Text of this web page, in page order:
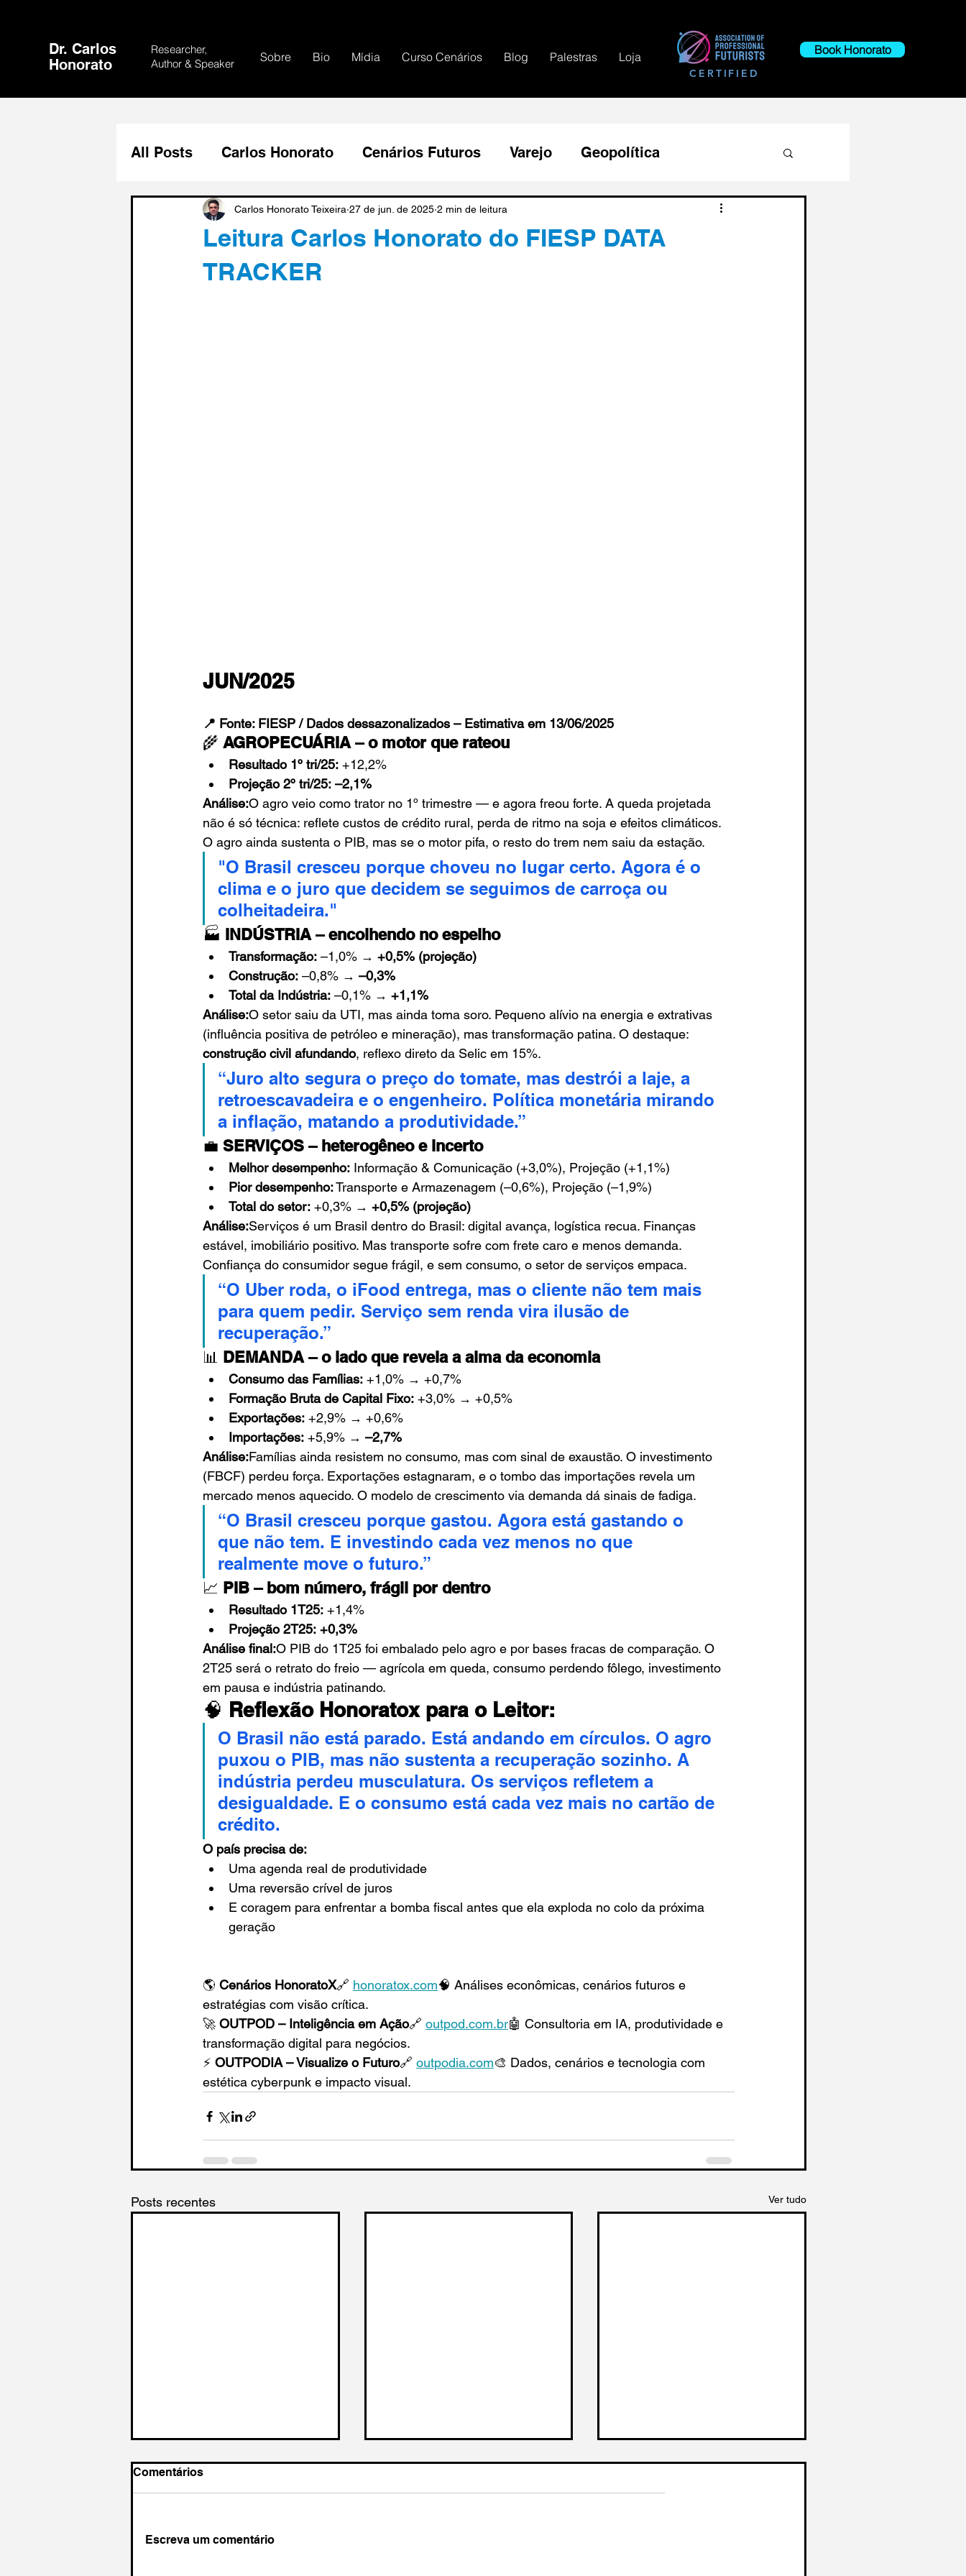
Dr. Carlos
Honorato
Researcher,
Author & Speaker Sobre Bio Mídia Curso Cenários Blog Palestras Loja
CERTIFIED
Book Honorato
All Posts Carlos Honorato Cenários Futuros Varejo Geopolítica
Economia Brasileira BRICs história econômica
Leitura Carlos Honorato do FIESP DATA
TRACKER
Carlos Honorato Teixeira 27 de jun. de 2025 2 min de leitura
JUN/2025
📍 Fonte: FIESP / Dados dessazonalizados – Estimativa em 13/06/2025
🌾 AGROPECUÁRIA – o motor que rateou
Resultado 1º tri/25: +12,2%
Projeção 2º tri/25: –2,1%
Análise:O agro veio como trator no 1º trimestre — e agora freou forte. A queda projetada
não é só técnica: reflete custos de crédito rural, perda de ritmo na soja e efeitos climáticos.
O agro ainda sustenta o PIB, mas se o motor pifa, o resto do trem nem saiu da estação.
"O Brasil cresceu porque choveu no lugar certo. Agora é o
clima e o juro que decidem se seguimos de carroça ou
colheitadeira."
🏭 INDÚSTRIA – encolhendo no espelho
Transformação: –1,0% → +0,5% (projeção)
Construção: –0,8% → –0,3%
Total da Indústria: –0,1% → +1,1%
Análise:O setor saiu da UTI, mas ainda toma soro. Pequeno alívio na energia e extrativas
(influência positiva de petróleo e mineração), mas transformação patina. O destaque:
construção civil afundando, reflexo direto da Selic em 15%.
“Juro alto segura o preço do tomate, mas destrói a laje, a
retroescavadeira e o engenheiro. Política monetária mirando
a inflação, matando a produtividade.”
💼 SERVIÇOS – heterogêneo e incerto
Melhor desempenho: Informação & Comunicação (+3,0%), Projeção (+1,1%)
Pior desempenho: Transporte e Armazenagem (–0,6%), Projeção (–1,9%)
Total do setor: +0,3% → +0,5% (projeção)
Análise:Serviços é um Brasil dentro do Brasil: digital avança, logística recua. Finanças
estável, imobiliário positivo. Mas transporte sofre com frete caro e menos demanda.
Confiança do consumidor segue frágil, e sem consumo, o setor de serviços empaca.
“O Uber roda, o iFood entrega, mas o cliente não tem mais
para quem pedir. Serviço sem renda vira ilusão de
recuperação.”
📊 DEMANDA – o lado que revela a alma da economia
Consumo das Famílias: +1,0% → +0,7%
Formação Bruta de Capital Fixo: +3,0% → +0,5%
Exportações: +2,9% → +0,6%
Importações: +5,9% → –2,7%
Análise:Famílias ainda resistem no consumo, mas com sinal de exaustão. O investimento
(FBCF) perdeu força. Exportações estagnaram, e o tombo das importações revela um
mercado menos aquecido. O modelo de crescimento via demanda dá sinais de fadiga.
“O Brasil cresceu porque gastou. Agora está gastando o
que não tem. E investindo cada vez menos no que
realmente move o futuro.”
📈 PIB – bom número, frágil por dentro
Resultado 1T25: +1,4%
Projeção 2T25: +0,3%
Análise final:O PIB do 1T25 foi embalado pelo agro e por bases fracas de comparação. O
2T25 será o retrato do freio — agrícola em queda, consumo perdendo fôlego, investimento
em pausa e indústria patinando.
🧠 Reflexão Honoratox para o Leitor:
O Brasil não está parado. Está andando em círculos. O agro
puxou o PIB, mas não sustenta a recuperação sozinho. A
indústria perdeu musculatura. Os serviços refletem a
desigualdade. E o consumo está cada vez mais no cartão de
crédito.
O país precisa de:
Uma agenda real de produtividade
Uma reversão crível de juros
E coragem para enfrentar a bomba fiscal antes que ela exploda no colo da próxima
geração
🌎 Cenários HonoratoX🔗 honoratox.com🧠 Análises econômicas, cenários futuros e
estratégias com visão crítica.
🚀 OUTPOD – Inteligência em Ação🔗 outpod.com.br🤖 Consultoria em IA, produtividade e
transformação digital para negócios.
⚡ OUTPODIA – Visualize o Futuro🔗 outpodia.com🎨 Dados, cenários e tecnologia com
estética cyberpunk e impacto visual.
Posts recentes Ver tudo
Comentários
Escreva um comentário